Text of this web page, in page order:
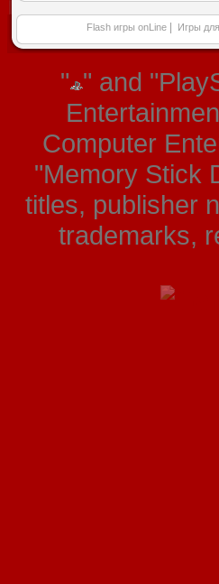
Flash игры onLine Игры
" " and
Computer
"Memory Stick
titles, publisher
trademarks,